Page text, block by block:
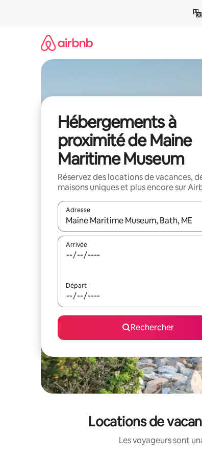
Hébergements à
proximité de Maine
Maritime Museum
Réservez des locations de vacances,
maisons uniques et plus encore sur
Adresse
Lorsque les résultats s'affichent, utilisez
Arrivée
Départ
Rechercher
Locations de
Les voyageurs sont